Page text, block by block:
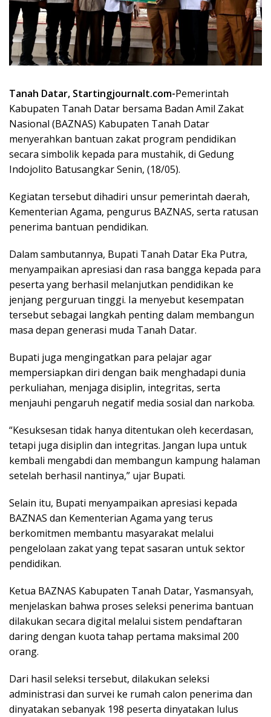
Tanah Datar, Startingjournalt.com-Pemerintah
Kabupaten Tanah Datar bersama Badan Amil Zakat
Nasional (BAZNAS) Kabupaten Tanah Datar
menyerahkan bantuan zakat program pendidikan
secara simbolik kepada para mustahik, di Gedung
Indojolito Batusangkar Senin, (18/05).
Kegiatan tersebut dihadiri unsur pemerintah daerah,
Kementerian Agama, pengurus BAZNAS, serta ratusan
penerima bantuan pendidikan.
Dalam sambutannya, Bupati Tanah Datar Eka Putra,
menyampaikan apresiasi dan rasa bangga kepada para
peserta yang berhasil melanjutkan pendidikan ke
jenjang perguruan tinggi. Ia menyebut kesempatan
tersebut sebagai langkah penting dalam membangun
masa depan generasi muda Tanah Datar.
Bupati juga mengingatkan para pelajar agar
mempersiapkan diri dengan baik menghadapi dunia
perkuliahan, menjaga disiplin, integritas, serta
menjauhi pengaruh negatif media sosial dan narkoba.
“Kesuksesan tidak hanya ditentukan oleh kecerdasan,
tetapi juga disiplin dan integritas. Jangan lupa untuk
kembali mengabdi dan membangun kampung halaman
setelah berhasil nantinya,” ujar Bupati.
Selain itu, Bupati menyampaikan apresiasi kepada
BAZNAS dan Kementerian Agama yang terus
berkomitmen membantu masyarakat melalui
pengelolaan zakat yang tepat sasaran untuk sektor
pendidikan.
Ketua BAZNAS Kabupaten Tanah Datar, Yasmansyah,
menjelaskan bahwa proses seleksi penerima bantuan
dilakukan secara digital melalui sistem pendaftaran
daring dengan kuota tahap pertama maksimal 200
orang.
Dari hasil seleksi tersebut, dilakukan seleksi
administrasi dan survei ke rumah calon penerima dan
dinyatakan sebanyak 198 peserta dinyatakan lulus